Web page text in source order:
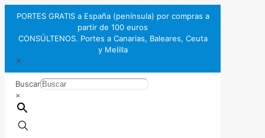
PORTES GRATIS a España (península) por compras a
partir de 100 euros
CONSÚLTENOS. Portes a Canarias, Baleares, Ceuta
y Melilla
✕
Buscar
×